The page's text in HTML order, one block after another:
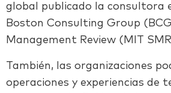
global publicado la consultora
Boston Consulting Group
Management Review (MIT
También, las organizaciones
operaciones y experiencias de